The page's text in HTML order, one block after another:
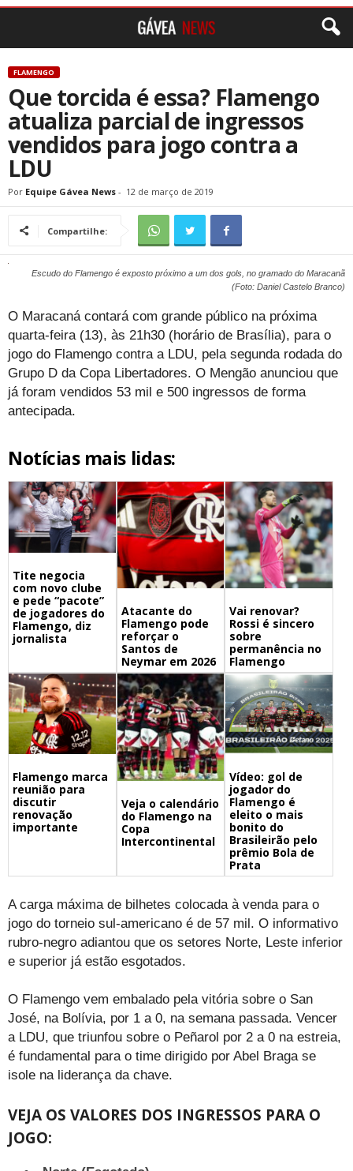
FLAMENGO
Que torcida é essa? Flamengo
atualiza parcial de ingressos
vendidos para jogo contra a
LDU
Por Equipe Gávea News - 12 de março de 2019
Compartilhe:
Escudo do Flamengo é exposto próximo a um dos gols, no gramado do Maracanã
(Foto: Daniel Castelo Branco)
O Maracaná contará com grande público na próxima
quarta-feira (13), às 21h30 (horário de Brasília), para o
jogo do Flamengo contra a LDU, pela segunda rodada do
Grupo D da Copa Libertadores. O Mengão anunciou que
já foram vendidos 53 mil e 500 ingressos de forma
antecipada.
Notícias mais lidas:
Tite negocia
com novo clube
e pede “pacote”
de jogadores do
Flamengo, diz
jornalista
Atacante do
Flamengo pode
reforçar o
Santos de
Neymar em 2026
Vai renovar?
Rossi é sincero
sobre
permanência no
Flamengo
Flamengo marca
reunião para
discutir
renovação
importante
Veja o calendário
do Flamengo na
Copa
Intercontinental
Vídeo: gol de
jogador do
Flamengo é
eleito o mais
bonito do
Brasileirão pelo
prêmio Bola de
Prata
A carga máxima de bilhetes colocada à venda para o
jogo do torneio sul-americano é de 57 mil. O informativo
rubro-negro adiantou que os setores Norte, Leste inferior
e superior já estão esgotados.
O Flamengo vem embalado pela vitória sobre o San
José, na Bolívia, por 1 a 0, na semana passada. Vencer
a LDU, que triunfou sobre o Peñarol por 2 a 0 na estreia,
é fundamental para o time dirigido por Abel Braga se
isole na liderança da chave.
VEJA OS VALORES DOS INGRESSOS PARA O
JOGO: